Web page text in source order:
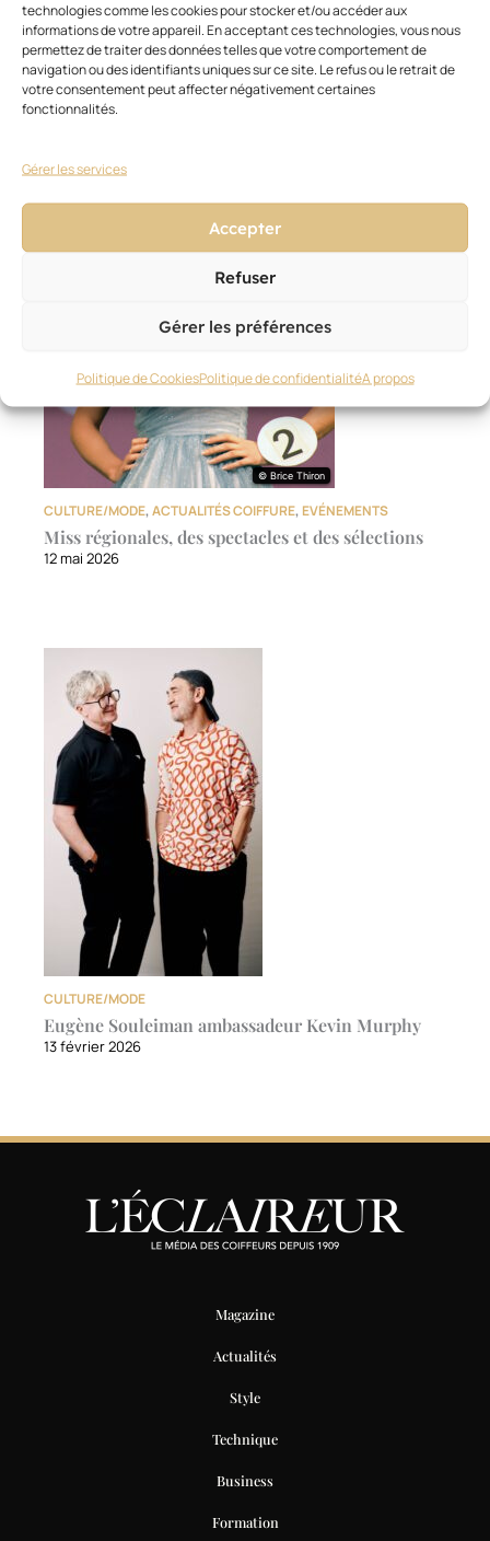
technologies comme les cookies pour stocker et/ou accéder aux
informations de votre appareil. En acceptant ces technologies, vous nous
permettez de traiter des données telles que votre comportement de
navigation ou des identifiants uniques sur ce site. Le refus ou le retrait de
votre consentement peut affecter négativement certaines
fonctionnalités.
Gérer les services
Accepter
Refuser
Gérer les préférences
Politique de CookiesPolitique de confidentialitéA propos
CULTURE/MODE ACTUALITÉS COIFFURE , PORTRAITS
Antoine, artiste et créateur des salons modernes !
26 mai 2026
© Brice Thiron
© Brice Thiron
CULTURE/MODE,ACTUALITÉS COIFFURE, EVÉNEMENTS
Miss régionales, des spectacles et des sélections
12 mai 2026
CULTURE/MODE
Eugène Souleiman ambassadeur Kevin Murphy
13 février 2026
Magazine
Actualités
Style
Technique
Business
Formation